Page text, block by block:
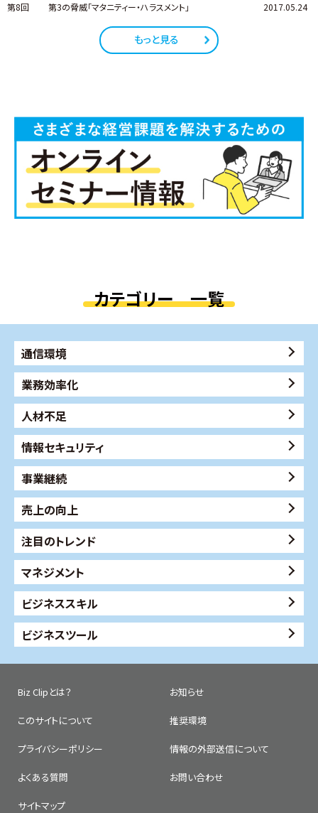
第8回
第3の脅威「マタニティー・ハラスメント」 2017.05.24
もっと見る
カテゴリー 一覧
通信環境
業務効率化
人材不足
情報セキュリティ
事業継続
売上の向上
注目のトレンド
マネジメント
ビジネススキル
ビジネスツール
Biz Clipとは？ お知らせ
このサイトについて 推奨環境
プライバシーポリシー 情報の外部送信について
よくある質問 お問い合わせ
サイトマップ